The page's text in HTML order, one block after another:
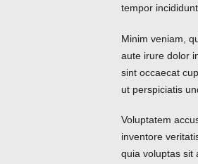
tempor
Minim veniam,
aute irure dolor
sint occaecat
ut perspiciatis
Voluptatem
inventore
quia voluptas sit